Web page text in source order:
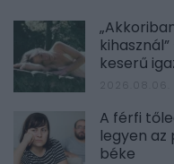
keserű
A férfi
legyen az
béke